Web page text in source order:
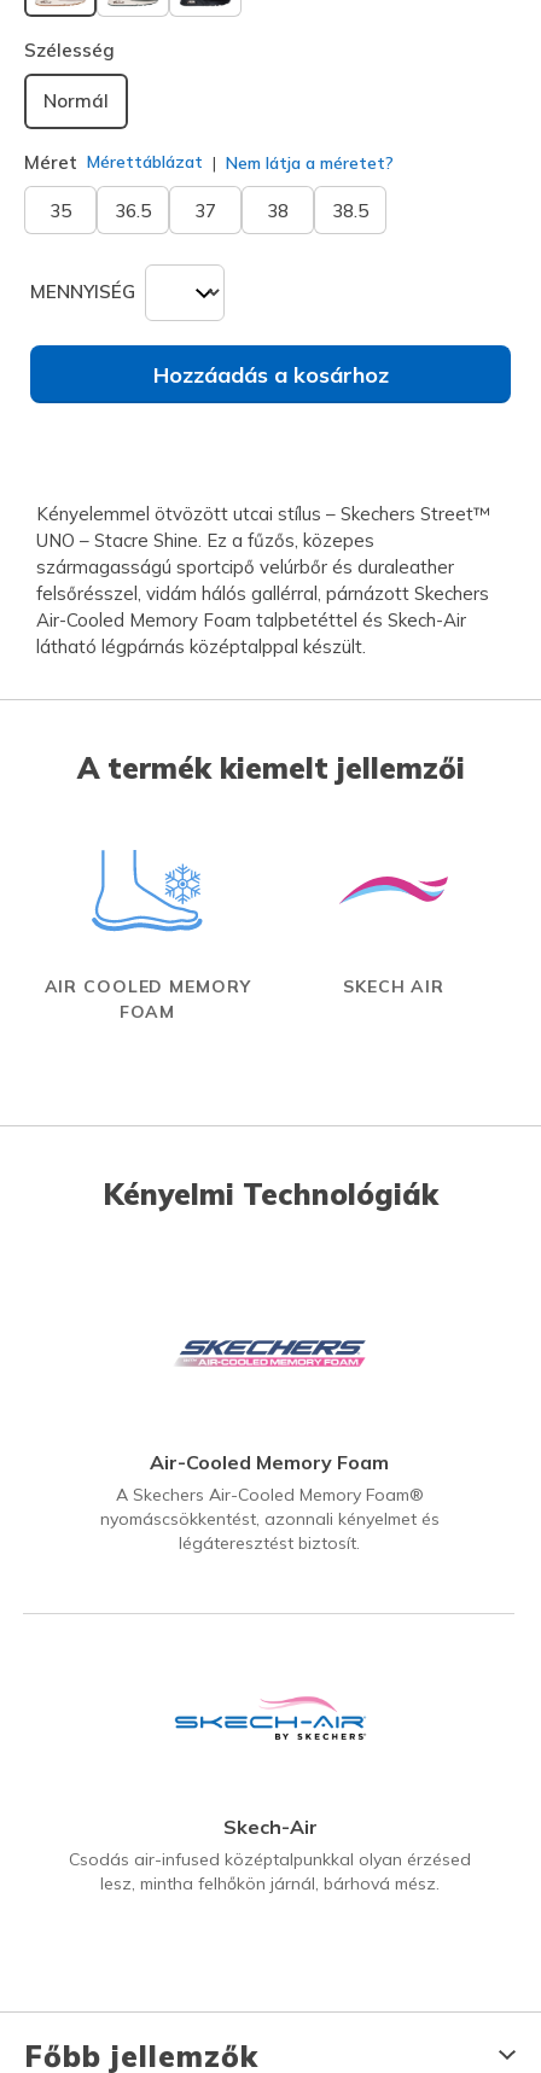
kiválasztva
Szélesség
Normál
Méret Mérettáblázat Nem látja a méretet?
35 36.5 37 38 38.5
MENNYISÉG
Hozzáadás a kosárhoz
Kényelemmel ötvözött utcai stílus – Skechers Street™
UNO – Stacre Shine. Ez a fűzős, közepes
szármagasságú sportcipő velúrbőr és duraleather
felsőrésszel, vidám hálós gallérral, párnázott Skechers
Air-Cooled Memory Foam talpbetéttel és Skech-Air
látható légpárnás középtalppal készült.
A termék kiemelt jellemzői
AIR COOLED MEMORY
FOAM
SKECH AIR
Kényelmi Technológiák
Air-Cooled Memory Foam
A Skechers Air-Cooled Memory Foam®
nyomáscsökkentést, azonnali kényelmet és
légáteresztést biztosít.
Skech-Air
Csodás air-infused középtalpunkkal olyan érzésed
lesz, mintha felhőkön járnál, bárhová mész.
Főbb jellemzők